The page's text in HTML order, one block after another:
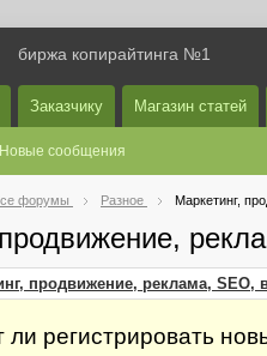
биржа копирайтинга №1
Заказчику Магазин статей
Новые сообщения
форумы Разное Маркетинг,
продвижение, реклама, SEO,
ли регистрировать